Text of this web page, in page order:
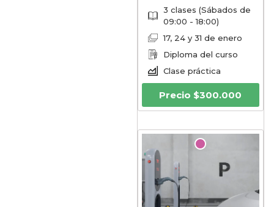
3 clases (Sábados de
09:00 - 18:00)
17, 24 y 31 de enero
Diploma del curso
Clase práctica
Precio $300.000